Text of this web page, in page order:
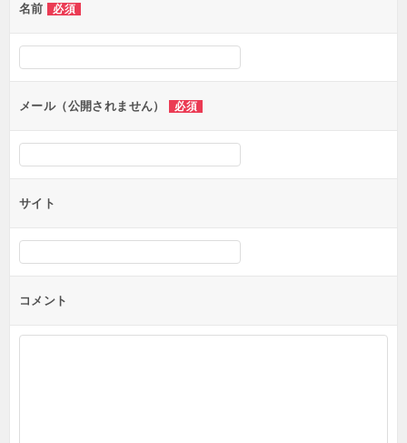
名前 必須
メール（公開されません） 必須
サイト
コメント